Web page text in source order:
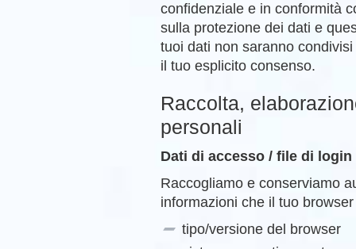
confidenziale e in conformità
sulla protezione dei dati e
tuoi dati non saranno
il tuo esplicito consenso.
Raccolta,
personali
Dati di accesso / file di login
Raccogliamo e conserviamo
informazioni che il tuo
tipo/versione del browser